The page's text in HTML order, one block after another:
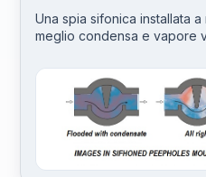
Una spia sifonica installata
meglio condensa e vapore